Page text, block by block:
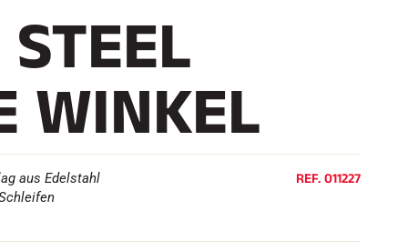
REITEN
WINKEL
aus Edelstahl
REF.011227